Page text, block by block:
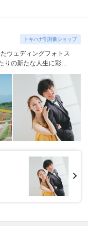
トキハナ割対象ショップ
ウェディングフォトス
りの新たな人生に彩り
ト”のお手伝いをさせ
カラを信じて